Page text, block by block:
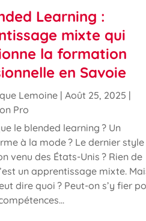
Learning :
mixte qui
la formation
en Savoie
Lemoine| Août 25, 2025 |
Pro
le blended learning ? Un
à la mode ? Le dernier style
venu des États-Unis ? Rien de
un apprentissage mixte.
dire quoi ? Peut-on s’y fier